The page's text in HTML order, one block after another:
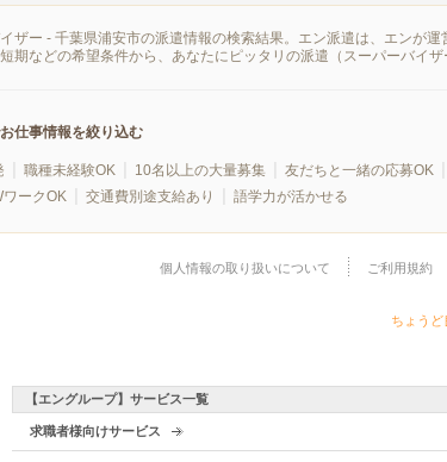
ザー - 千葉県浦安市の派遣情報の検索結果。エン派遣は、エンが
期などの希望条件から、あなたにピッタリの派遣（スーパーバイザ
仕事情報を絞り込む
職種未経験OK 10名以上の大量募集 友だちと一緒の応募OK
ークOK
交通費別途支給あり 語学力が活かせる
個人情報の取り扱いについて ご利用規約
ちょうど
【エングループ】サービス一覧
求職者様向けサービス